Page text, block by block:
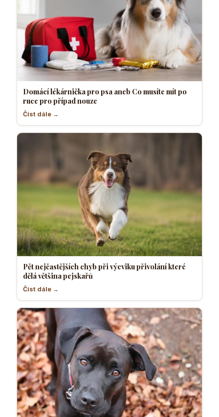
Domácí lékárnička pro psa aneb Co musíte mít po
ruce pro případ nouze
Číst dále →
Pět nejčastějších chyb při výcviku přivolání které
dělá většina pejskařů
Číst dále →